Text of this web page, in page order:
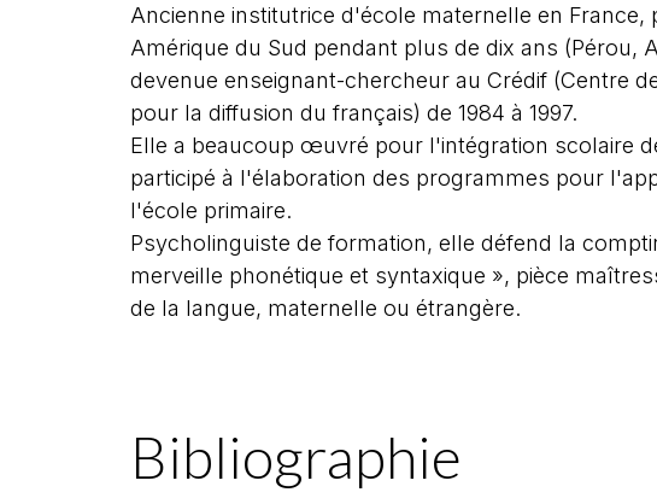
Ancienne institutrice d'école maternelle en France,
Amérique du Sud pendant plus de dix ans (Pérou,
devenue enseignant-chercheur au Crédif (Centre
pour la diffusion du français) de 1984 à 1997.
Elle a beaucoup œuvré pour l'intégration scolaire
participé à l'élaboration des programmes pour
l'école primaire.
Psycholinguiste de formation, elle défend la
merveille phonétique et syntaxique », pièce
de la langue, maternelle ou étrangère.
Bibliographie